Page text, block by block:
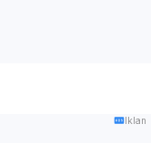
Iklan